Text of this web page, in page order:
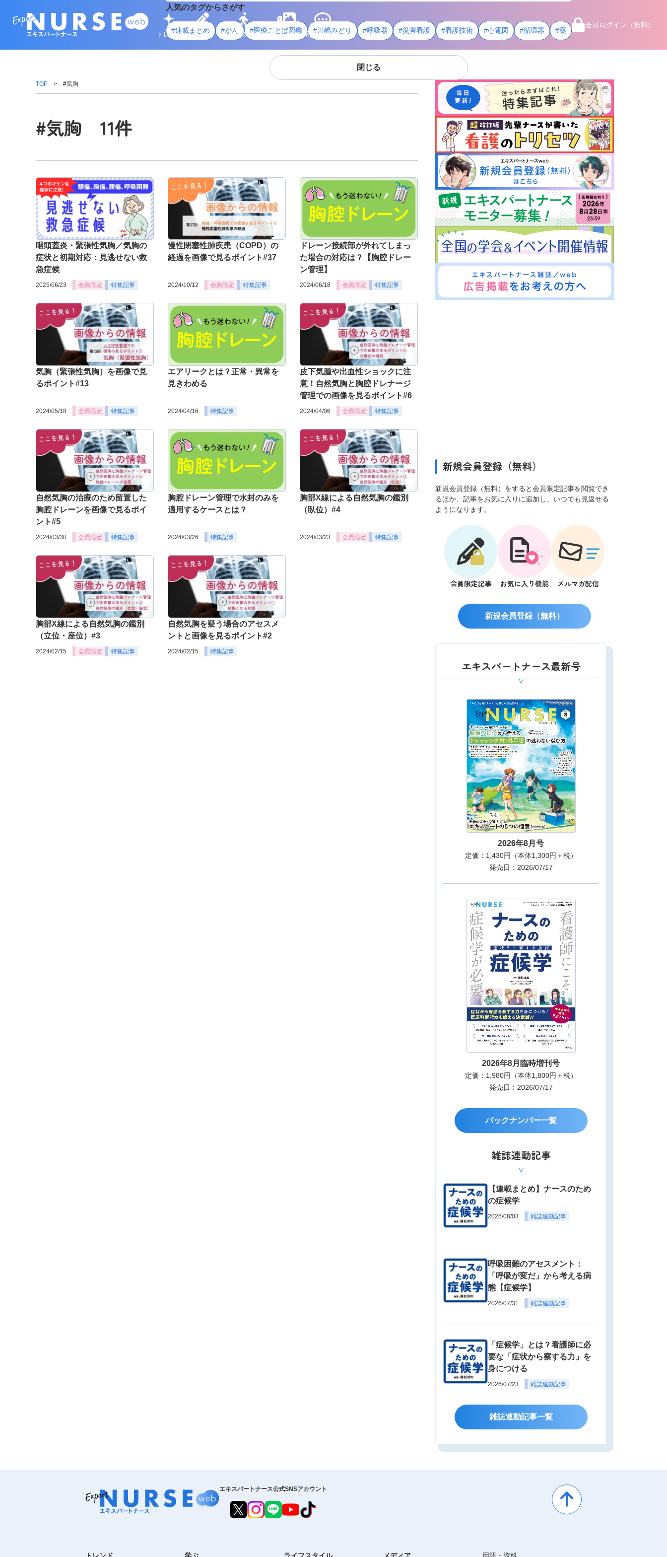
人気のタグからさがす
#連載まとめ #がん #医療ことば図鑑 #川嶋みどり #呼吸器 #災害看護 #看護技術 #心電図 #循環器 #薬
閉じる
会員ログイン（無料）
トレンド
学ぶ ライフスタイル メディア 用語・資料
TOP #気胸
#気胸 11件
咽頭蓋炎・緊張性気胸／気胸の
症状と初期対応：見逃せない救
急症候
2025/06/23 会員限定 特集記事
慢性閉塞性肺疾患（COPD）の
経過を画像で見るポイント#37
2024/10/12 会員限定 特集記事
ドレーン接続部が外れてしまっ
た場合の対応は？【胸腔ドレー
ン管理】
2024/06/18 会員限定 特集記事
気胸（緊張性気胸）を画像で見
るポイント#13
2024/05/18 会員限定 特集記事
エアリークとは？正常・異常を
見きわめる
2024/04/16 特集記事
皮下気腫や出血性ショックに注
意！自然気胸と胸腔ドレナージ
管理での画像を見るポイント#6
2024/04/06 会員限定 特集記事
自然気胸の治療のため留置した
胸腔ドレーンを画像で見るポイ
ント#5
2024/03/30 会員限定 特集記事
胸腔ドレーン管理で水封のみを
適用するケースとは？
2024/03/26 特集記事
胸部X線による自然気胸の鑑別
（臥位）#4
2024/03/23 会員限定 特集記事
胸部X線による自然気胸の鑑別
（立位・座位）#3
2024/02/15 会員限定 特集記事
自然気胸を疑う場合のアセスメ
ントと画像を見るポイント#2
2024/02/15 特集記事
新規会員登録（無料）
新規会員登録（無料）をすると会員限定記事を閲覧でき
るほか、記事をお気に入りに追加し、いつでも見返せる
ようになります。
会員限定記事 お気に入り機能 メルマガ配信
新規会員登録（無料）
エキスパートナース最新号
2026年8月号
定価：1,430円（本体1,300円＋税）
発売日：2026/07/17
2026年8月臨時増刊号
定価：1,980円（本体1,800円＋税）
発売日：2026/07/17
バックナンバー一覧
雑誌連動記事
【連載まとめ】ナースのため
の症候学
2026/08/03 雑誌連動記事
呼吸困難のアセスメント：
「呼吸が変だ」から考える病
態【症候学】
2026/07/31 雑誌連動記事
「症候学」とは？看護師に必
要な「症状から察する力」を
身につける
2026/07/23 雑誌連動記事
雑誌連動記事一覧
エキスパートナース公式SNSアカウント
トレンド 学ぶ ライフスタイル メディア 用語・資料